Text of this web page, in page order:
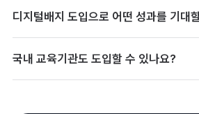
디지털배지 도입으로 어떤 성과를 기대
57% 상승을 보고했고 학습자의 87%가 조
했습니다. 배지가 포함된 LinkedIn 프로필
국내 교육기관도 도입할 수 있나요?